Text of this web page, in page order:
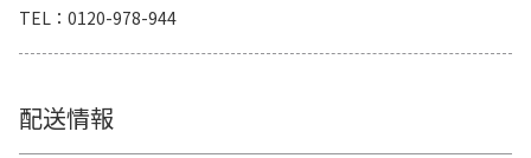
TEL
0120-978-944
配送情報